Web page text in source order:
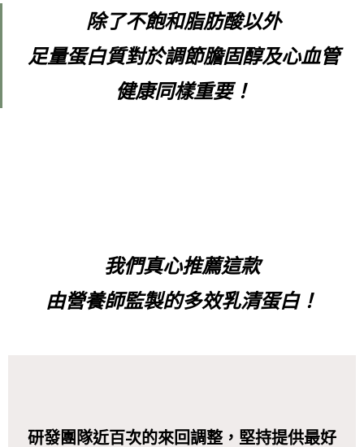
除了不飽和脂肪酸以外
足量蛋白質對於調節膽固醇及心血管
健康同樣重要！
我們真心推薦這款
由營養師監製的多效乳清蛋白！
研發團隊近百次的來回調整，堅持提供最好